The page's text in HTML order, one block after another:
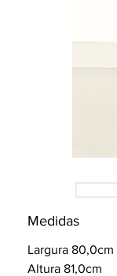
Medidas
Largura 80,0cm
Altura 81,0cm